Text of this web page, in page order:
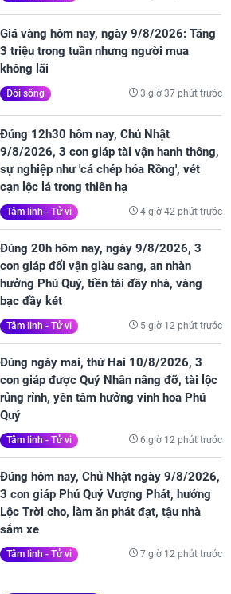
Giá vàng hôm nay, ngày 9/8/2026: Tăng
3 triệu trong tuần nhưng người mua
không lãi
Đời sống 3 giờ 37 phút trước
Đúng 12h30 hôm nay, Chủ Nhật
9/8/2026, 3 con giáp tài vận hanh thông,
sự nghiệp như 'cá chép hóa Rồng', vét
cạn lộc lá trong thiên hạ
Tâm linh - Tử vi 4 giờ 42 phút trước
Đúng 20h hôm nay, ngày 9/8/2026, 3
con giáp đổi vận giàu sang, an nhàn
hưởng Phú Quý, tiền tài đầy nhà, vàng
bạc đầy két
Tâm linh - Tử vi 5 giờ 12 phút trước
Đúng ngày mai, thứ Hai 10/8/2026, 3
con giáp được Quý Nhân nâng đỡ, tài lộc
rủng rỉnh, yên tâm hưởng vinh hoa Phú
Quý
Tâm linh - Tử vi 6 giờ 12 phút trước
Đúng hôm nay, Chủ Nhật ngày 9/8/2026,
3 con giáp Phú Quý Vượng Phát, hưởng
Lộc Trời cho, làm ăn phát đạt, tậu nhà
sắm xe
Tâm linh - Tử vi 7 giờ 12 phút trước